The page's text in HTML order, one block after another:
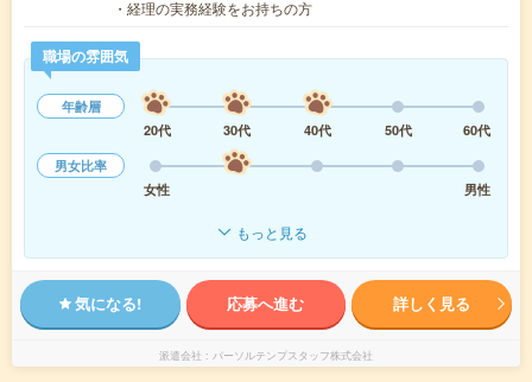
・経理の実務経験をお持ちの方
職場の雰囲気
年齢層
20代
30代 40代 50代
60代
男女比率
女性
男性
もっと見る
気になる! 応募へ進む 詳しく見る
派遣会社 パーソルテンプスタッフ株式会社